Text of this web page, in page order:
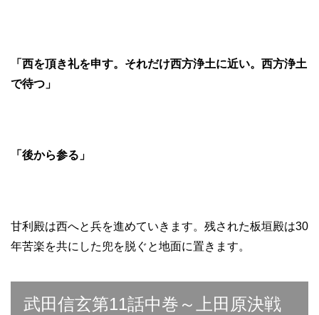
「西を頂き礼を申す。それだけ西方浄土に近い。西方浄土
で待つ」
「後から参る」
甘利殿は西へと兵を進めていきます。残された板垣殿は30
年苦楽を共にした兜を脱ぐと地面に置きます。
武田信玄第11話中巻～上田原決戦